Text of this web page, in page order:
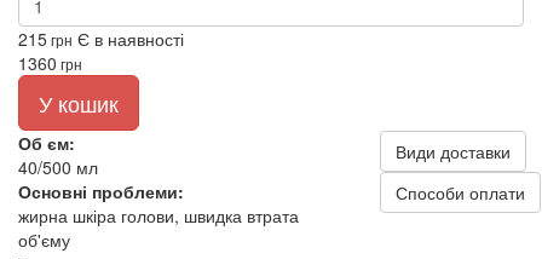
215грн Є в наявності
1360 грн
У кошик
Об єм:
40/500 мл
Основні проблеми:
жирна шкіра голови, швидка втрата
об'єму
Види доставки
Способи оплати